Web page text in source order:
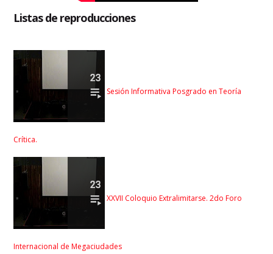
Listas de reproducciones
Sesión Informativa Posgrado en Teoría
Crítica.
XXVII Coloquio Extralimitarse. 2do Foro
Internacional de Megaciudades